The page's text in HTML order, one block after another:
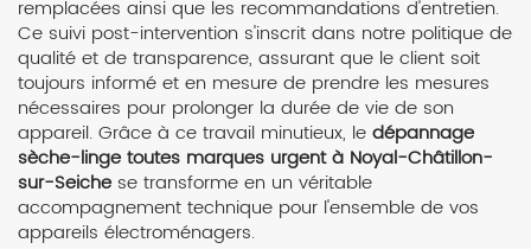
remplacées ainsi que les recommandations d'entretien.
Ce suivi post-intervention s'inscrit dans notre politique de
qualité et de transparence, assurant que le client soit
toujours informé et en mesure de prendre les mesures
nécessaires pour prolonger la durée de vie de son
appareil. Grâce à ce travail minutieux, le dépannage
sèche-linge toutes marques urgent à Noyal-Châtillon-
sur-Seiche se transforme en un véritable
accompagnement technique pour l'ensemble de vos
appareils électroménagers.